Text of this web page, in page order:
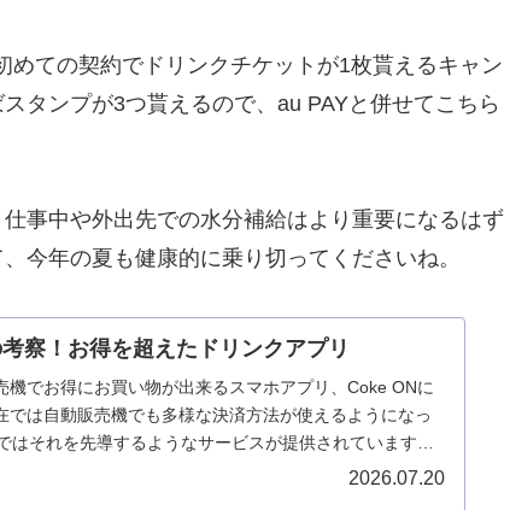
ての契約でドリンクチケットが1枚貰えるキャン
タンプが3つ貰えるので、au PAYと併せてこちら
事中や外出先での水分補給はより重要になるはず
今年の夏も健康的に乗り切ってくださいね。
察！お得を超えたドリンクアプリ
機でお得にお買い物が出来るスマホアプリ、Coke ONに
では自動販売機でも多様な決済方法が使えるようになっ
はそれを先導するようなサービスが提供されています。
2026.07.20